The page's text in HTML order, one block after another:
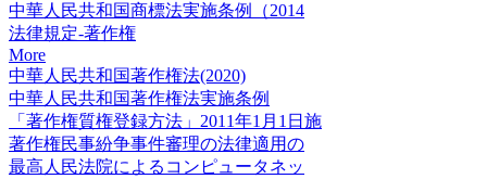
中華人民共和国商標法実施条例（2014
法律規定-著作権
More
中華人民共和国著作権法(2020)
中華人民共和国著作権法実施条例
「著作権質権登録方法」2011年1月1日施
著作権民事紛争事件審理の法律適用の
最高人民法院によるコンピュータネッ